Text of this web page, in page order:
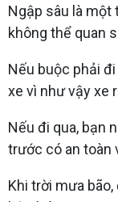
Ngập sâu là một
không thể quan
Nếu buộc phải
xe vì như vậy xe
Nếu đi qua, bạn
trước có an toàn
Khi trời mưa